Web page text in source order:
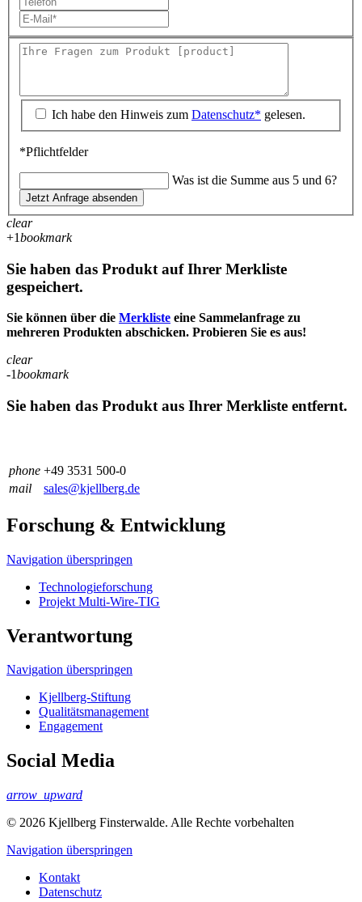
Ich habe den Hinweis zum Datenschutz* gelesen.
*Pflichtfelder
Was ist die Summe aus 5 und 6?
Jetzt Anfrage absenden
clear
+1bookmark
Sie haben das Produkt auf Ihrer Merkliste
gespeichert.
Sie können über die Merkliste eine Sammelanfrage zu
mehreren Produkten abschicken. Probieren Sie es aus!
clear
-1bookmark
Sie haben das Produkt aus Ihrer Merkliste entfernt.
phone +49 3531 500-0
mail
sales@kjellberg.de
Forschung & Entwicklung
Navigation überspringen
Technologieforschung
Projekt Multi-Wire-TIG
Verantwortung
Navigation überspringen
Kjellberg-Stiftung
Qualitäts­management
Engagement
Social Media
arrow_upward
© 2026 Kjellberg Finsterwalde. Alle Rechte vorbehalten
Navigation überspringen
Kontakt
Datenschutz